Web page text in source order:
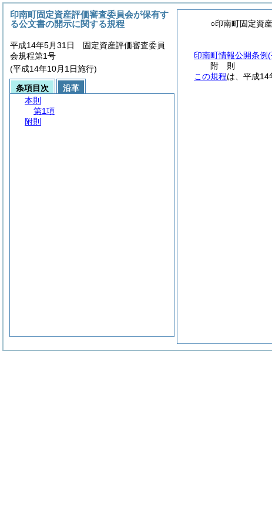
○印南町固定資
印南町情報公開条例(
附 則
この規程は、平成14
印南町固定資産評価審査委員会が保有す
る公文書の開示に関する規程
平成14年5月31日 固定資産評価審査委員
会規程第1号
(平成14年10月1日施行)
条項目次
沿革
本則
第1項
附則